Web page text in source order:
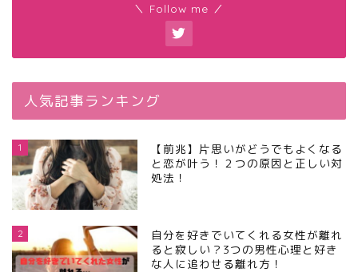
＼ Follow me ／
人気記事ランキング
1
【前兆】片思いがどうでもよくなる
と恋が叶う！２つの原因と正しい対
処法！
2
自分を好きでいてくれる女性が離れ
ると寂しい？3つの男性心理と好き
な人に追わせる離れ方！